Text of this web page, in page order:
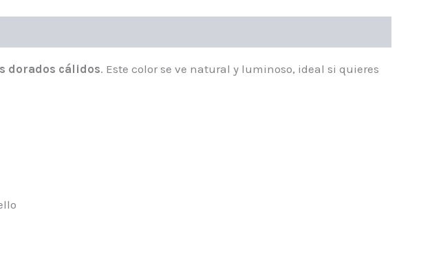
dorados cálidos. Este color se ve natural y luminoso, ideal si quieres